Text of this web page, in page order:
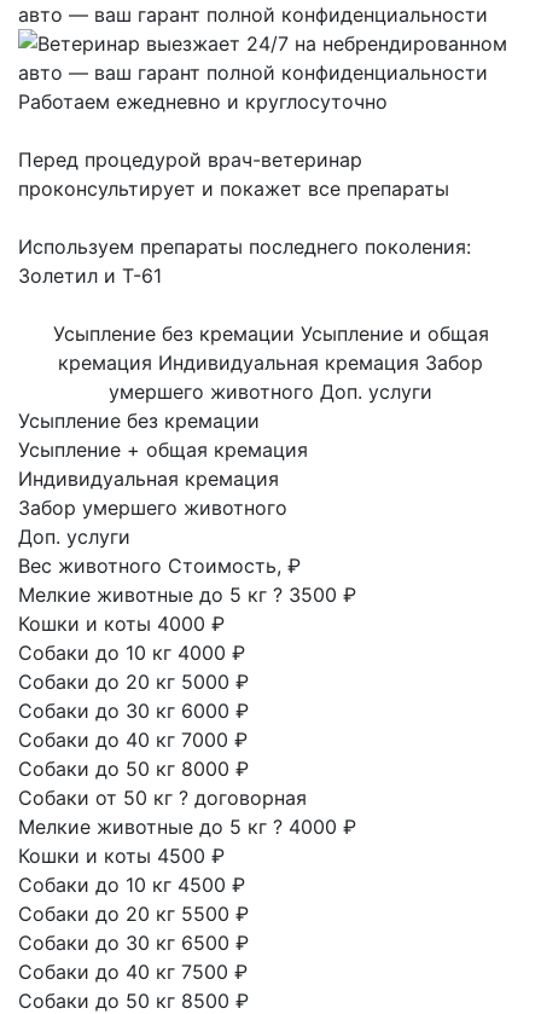
авто — ваш гарант полной конфиденциальности
Работаем ежедневно и круглосуточно
Перед процедурой врач-ветеринар
проконсультирует и покажет все препараты
Используем препараты последнего поколения:
Золетил и Т-61
Усыпление без кремации Усыпление и общая
кремация Индивидуальная кремация Забор
умершего животного Доп. услуги
Усыпление без кремации
Усыпление + общая кремация
Индивидуальная кремация
Забор умершего животного
Доп. услуги
Вес животного Стоимость, ₽
Мелкие животные до 5 кг ? 3500 ₽
Кошки и коты 4000 ₽
Собаки до 10 кг 4000 ₽
Собаки до 20 кг 5000 ₽
Собаки до 30 кг 6000 ₽
Собаки до 40 кг 7000 ₽
Собаки до 50 кг 8000 ₽
Собаки от 50 кг ? договорная
Мелкие животные до 5 кг ? 4000 ₽
Кошки и коты 4500 ₽
Собаки до 10 кг 4500 ₽
Собаки до 20 кг 5500 ₽
Собаки до 30 кг 6500 ₽
Собаки до 40 кг 7500 ₽
Собаки до 50 кг 8500 ₽